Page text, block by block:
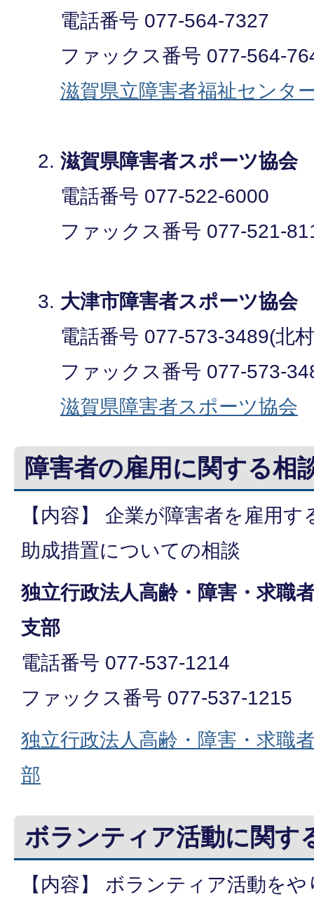
電話番号 077-564-7327
ファックス番号 077-564-
滋賀県立障害者福祉センタ
滋賀県障害者スポーツ協
電話番号 077-522-6000
ファックス番号 077-521-
大津市障害者スポーツ協会
電話番号 077-573-3489(
ファックス番号 077-573-
滋賀県障害者スポーツ協会
障害者の雇用に関する相
【内容】 企業が障害者を雇用
助成措置についての相談
独立行政法人高齢・障害・求職
支部
電話番号 077-537-1214
ファックス番号 077-537-1215
独立行政法人高齢・障害・求職
部
ボランティア活動に関す
【内容】 ボランティア活動を